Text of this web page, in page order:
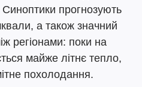
прогнозують
а також значний
регіонами: поки на
майже літнє тепло,
похолодання.